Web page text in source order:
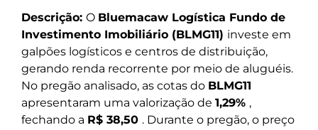
Descrição: O Bluemacaw Logística Fundo de
Investimento Imobiliário (BLMG11) investe em
galpões logísticos e centros de distribuição,
gerando renda recorrente por meio de aluguéis.
No pregão analisado, as cotas do BLMG11
apresentaram uma valorização de 1,29% ,
fechando a R$ 38,50 . Durante o pregão, o preço